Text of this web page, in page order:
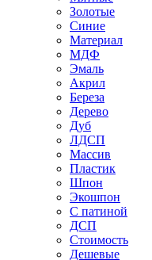
Золотые
Синие
Материал
МДФ
Эмаль
Акрил
Береза
Дерево
Дуб
ЛДСП
Массив
Пластик
Шпон
Экошпон
С патиной
ДСП
Стоимость
Дешевые